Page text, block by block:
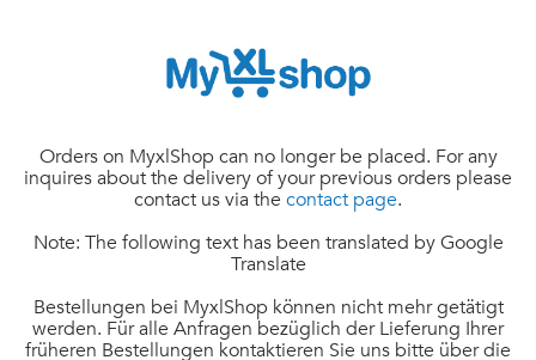
Orders on MyxlShop can no longer be placed. For any
inquires about the delivery of your previous orders please
contact us via the contact page.
Note: The following text has been translated by Google
Translate
Bestellungen bei MyxlShop können nicht mehr getätigt
werden. Für alle Anfragen bezüglich der Lieferung Ihrer
früheren Bestellungen kontaktieren Sie uns bitte über die